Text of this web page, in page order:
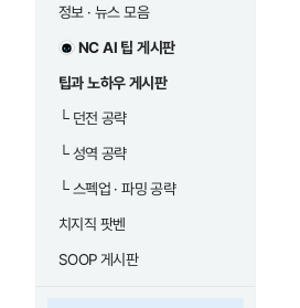
정보 · 뉴스 모음
NC AI 팁 게시판
팁과 노하우 게시판
└던전 공략
└성역 공략
└스펙업 · 파밍 공략
치지직 팟벤
SOOP 게시판